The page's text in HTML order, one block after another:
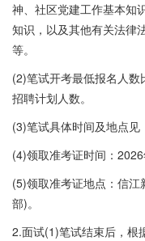
神、社区党建工作基本知
知识，以及其他有关法律
等。
(2)笔试开考最低报名人
招聘计划人数。
(3)笔试具体时间及地点见
(4)领取准考证时间：
(5)领取准考证地点：信
部)。
2.面试(1)笔试结束后，根